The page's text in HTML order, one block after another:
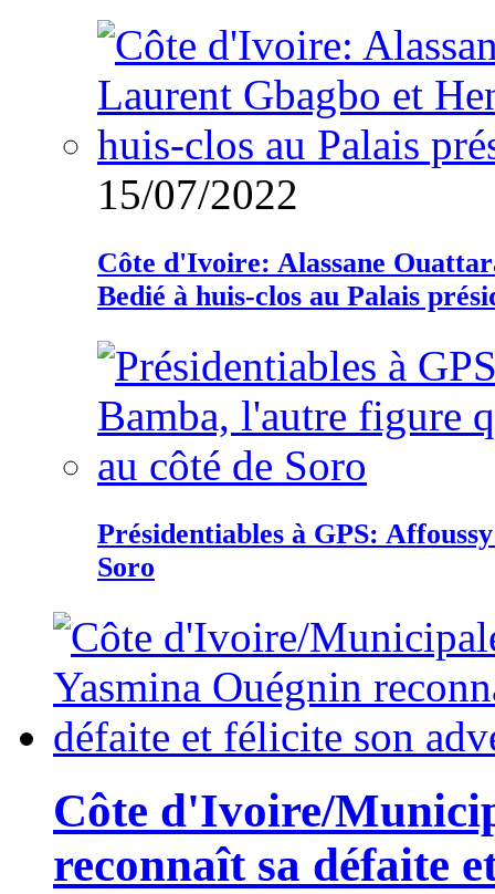
15/07/2022
Côte d'Ivoire: Alassane
Bedié à huis-clos au Palais
Présidentiables à GPS:
Soro
Côte d'Ivoire/
reconnaît sa défaite